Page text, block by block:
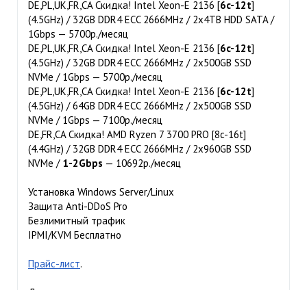
DE,PL,UK,FR,CA Скидка! Intel Xeon-E 2136 [6c-12t]
(4.5GHz) / 32GB DDR4 ECC 2666MHz / 2x4TB HDD SATA /
1Gbps — 5700р./месяц
DE,PL,UK,FR,CA Скидка! Intel Xeon-E 2136 [6c-12t]
(4.5GHz) / 32GB DDR4 ECC 2666MHz / 2x500GB SSD
NVMe / 1Gbps — 5700р./месяц
DE,PL,UK,FR,CA Скидка! Intel Xeon-E 2136 [6c-12t]
(4.5GHz) / 64GB DDR4 ECC 2666MHz / 2x500GB SSD
NVMe / 1Gbps — 7100р./месяц
DE,FR,CA Скидка! AMD Ryzen 7 3700 PRO [8c-16t]
(4.4GHz) / 32GB DDR4 ECC 2666MHz / 2x960GB SSD
NVMe / 1-2Gbps — 10692р./месяц
Установка Windows Server/Linux
Защита Anti-DDoS Pro
Безлимитный трафик
IPMI/KVM Бесплатно
Прайс-лист.